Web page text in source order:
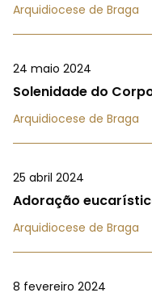
Arquidiocese de Braga
24 maio 2024
Solenidade do
Arquidiocese de Braga
25 abril 2024
Adoração
Arquidiocese de Braga
8 fevereiro 2024